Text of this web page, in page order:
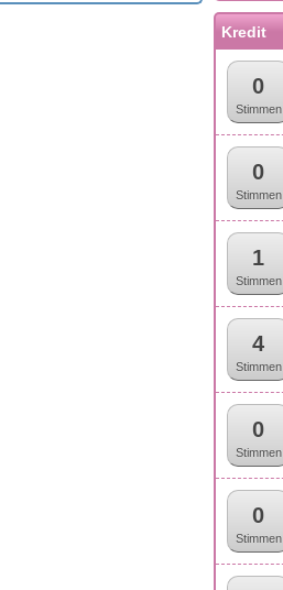
Kredit
0
Stimmen
0
Stimmen
1
Stimmen
4
Stimmen
0
Stimmen
0
Stimmen